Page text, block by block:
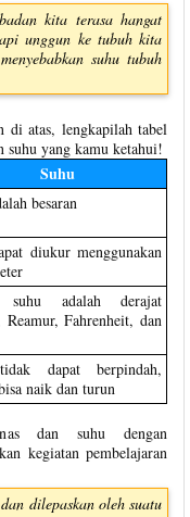
kita terasa hangat
unggun ke tubuh kita
suhu tubuh
di atas, lengkapilah tabel
suhu yang kamu ketahui!
Suhu
besaran
diukur menggunakan
suhu adalah derajat
Reamur, Fahrenheit, dan
dapat berpindah,
naik dan turun
dan suhu dengan
kegiatan pembelajaran
dilepaskan oleh suatu